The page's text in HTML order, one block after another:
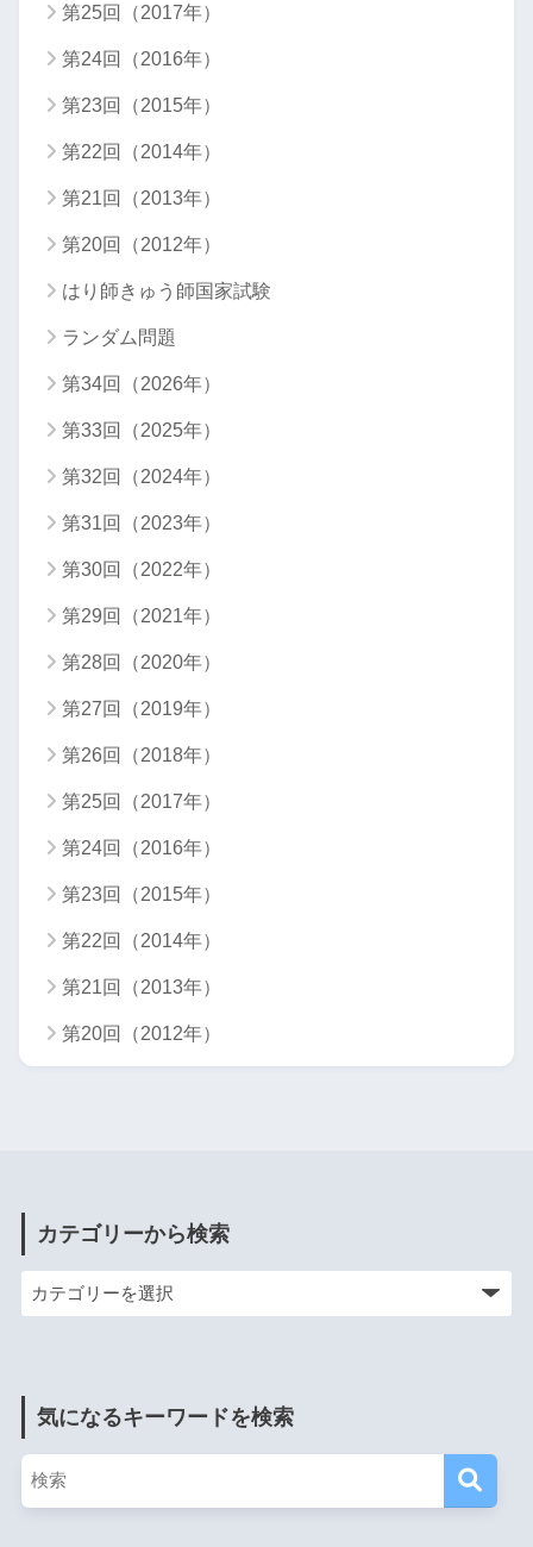
第25回（2017年）
第24回（2016年）
第23回（2015年）
第22回（2014年）
第21回（2013年）
第20回（2012年）
はり師きゅう師国家試験
ランダム問題
第34回（2026年）
第33回（2025年）
第32回（2024年）
第31回（2023年）
第30回（2022年）
第29回（2021年）
第28回（2020年）
第27回（2019年）
第26回（2018年）
第25回（2017年）
第24回（2016年）
第23回（2015年）
第22回（2014年）
第21回（2013年）
第20回（2012年）
カテゴリーから検索
気になるキーワードを検索